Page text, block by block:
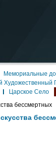
Мемориальные
Художественный
Царское Село
бессмертных